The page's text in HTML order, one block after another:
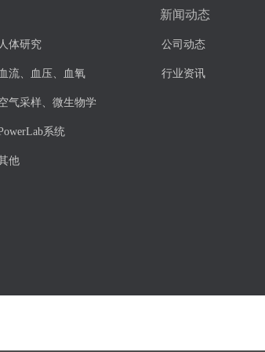
人体研究
血流、血压、血氧
气采样、微生物学
系统
他
新闻动态
公司动态
行业资讯